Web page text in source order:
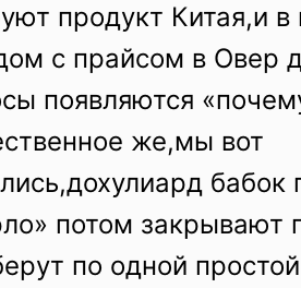
продукт Китая,и
с прайсом в Овер
появляются
же,мы вот
бабок
потом закрывают
по одной простой